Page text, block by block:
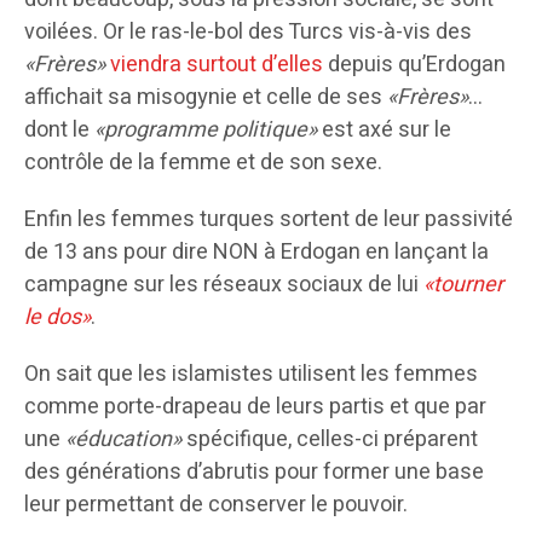
voilées. Or le ras-le-bol des Turcs vis-à-vis des
«Frères»viendra surtout d’elles depuis qu’Erdogan
affichait sa misogynie et celle de ses «Frères»…
dont le «programme politique»est axé sur le
contrôle de la femme et de son sexe.
Enfin les femmes turques sortent de leur passivité
de 13 ans pour dire NON à Erdogan en lançant la
campagne sur les réseaux sociaux de lui «tourner
le dos».
On sait que les islamistes utilisent les femmes
comme porte-drapeau de leurs partis et que par
une «éducation»spécifique, celles-ci préparent
des générations d’abrutis pour former une base
leur permettant de conserver le pouvoir.